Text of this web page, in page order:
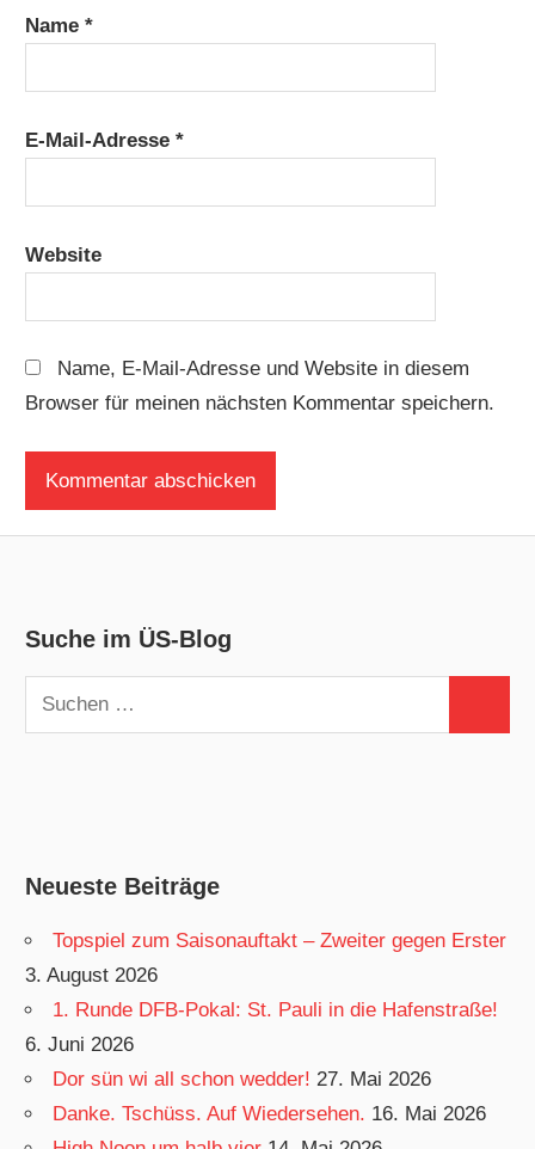
Name*
E-Mail-Adresse*
Website
Name, E-Mail-Adresse und Website in diesem
Browser für meinen nächsten Kommentar speichern.
Suche im ÜS-Blog
Suchen
nach:
Neueste Beiträge
Topspiel zum Saisonauftakt – Zweiter gegen Erster
3. August 2026
1. Runde DFB-Pokal: St. Pauli in die Hafenstraße!
6. Juni 2026
Dor sün wi all schon wedder! 27. Mai 2026
Danke. Tschüss. Auf Wiedersehen. 16. Mai 2026